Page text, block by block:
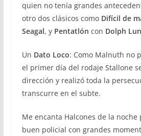
quien no tenía grandes
otro dos clásicos como Difícil de
Seagal, y Pentatlón con Dolph
Un Dato Loco: Como Malnuth no
el primer día del rodaje Stallone
dirección y realizó toda la
transcurre en el subte.
Me encanta Halcones de la
buen policial con grandes